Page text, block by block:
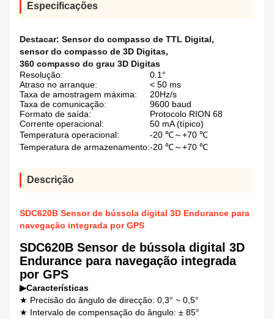
Especificações
Destacar: Sensor do compasso de TTL Digital,
sensor do compasso de 3D Digitas,
360 compasso do grau 3D Digitas
Resolução:
0.1°
Atraso no arranque:
< 50 ms
Taxa de amostragem máxima:
20Hz/s
Taxa de comunicação:
9600 baud
Formato de saída:
Protocolo RION 68
Corrente operacional:
50 mA (típico)
Temperatura operacional:
-20 ℃～+70 ℃
Temperatura de armazenamento:-20 ℃～+70 ℃
Descrição
SDC620B Sensor de bússola digital 3D Endurance para
navegação integrada por GPS
SDC620B Sensor de bússola digital 3D
Endurance para navegação integrada
por GPS
▶Características
★ Precisão do ângulo de direcção: 0,3° ~ 0,5°
★ Intervalo de compensação do ângulo: ± 85°